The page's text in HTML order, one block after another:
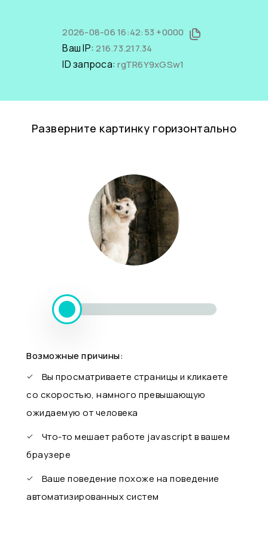
2026-08-06 16:42:53 +0000
Ваш IP:216.73.217.34
ID запроса:rgTR6Y9xGSw1
Разверните картинку горизонтально
Возможные причины:
Вы просматриваете страницы и кликаете
со скоростью, намного превышающую
ожидаемую от человека
Что-то мешает работе javascript в вашем
браузере
Ваше поведение похоже на поведение
автоматизированных систем